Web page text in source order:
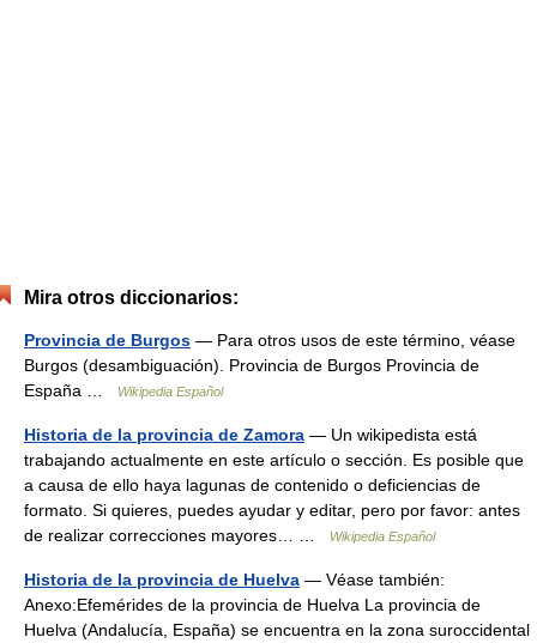
Mira otros diccionarios:
Provincia de Burgos — Para otros usos de este término, véase
Burgos (desambiguación). Provincia de Burgos Provincia de
España …
Wikipedia Español
Historia de la provincia de Zamora — Un wikipedista está
trabajando actualmente en este artículo o sección. Es posible que
a causa de ello haya lagunas de contenido o deficiencias de
formato. Si quieres, puedes ayudar y editar, pero por favor: antes
de realizar correcciones mayores… …
Wikipedia Español
Historia de la provincia de Huelva — Véase también:
Anexo:Efemérides de la provincia de Huelva La provincia de
Huelva (Andalucía, España) se encuentra en la zona suroccidental